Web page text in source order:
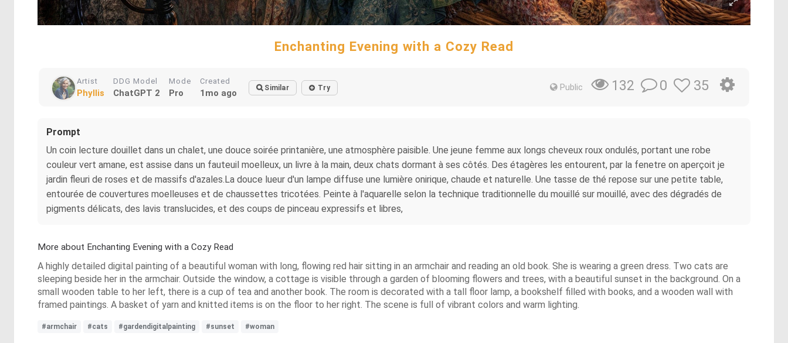
Enchanting Evening with a Cozy Read
Artist
Phyllis
DDG Model
ChatGPT 2
Mode
Pro
Created
1mo ago Similar Try Public 132 0 35
Prompt
Un coin lecture douillet dans un chalet, une douce soirée printanière, une atmosphère paisible. Une jeune femme aux longs cheveux roux ondulés, portant une robe
couleur vert amane, est assise dans un fauteuil moelleux, un livre à la main, deux chats dormant à ses côtés. Des étagères les entourent, par la fenetre on aperçoit je
jardin fleuri de roses et de massifs d'azales.La douce lueur d'un lampe diffuse une lumière onirique, chaude et naturelle. Une tasse de thé repose sur une petite table,
entourée de couvertures moelleuses et de chaussettes tricotées. Peinte à l'aquarelle selon la technique traditionnelle du mouillé sur mouillé, avec des dégradés de
pigments délicats, des lavis translucides, et des coups de pinceau expressifs et libres,
More about Enchanting Evening with a Cozy Read
A highly detailed digital painting of a beautiful woman with long, flowing red hair sitting in an armchair and reading an old book. She is wearing a green dress. Two cats are
sleeping beside her in the armchair. Outside the window, a cottage is visible through a garden of blooming flowers and trees, with a beautiful sunset in the background. On a
small wooden table to her left, there is a cup of tea and another book. The room is decorated with a tall floor lamp, a bookshelf filled with books, and a wooden wall with
framed paintings. A basket of yarn and knitted items is on the floor to her right. The scene is full of vibrant colors and warm lighting.
#armchair #cats #gardendigitalpainting #sunset #woman